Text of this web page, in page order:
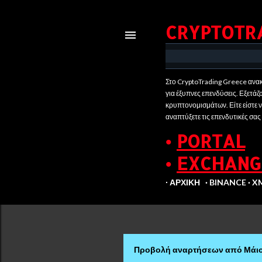
Στο CryptoTrading Greece
για έξυπνες επενδύσεις.
κρυπτονομισμάτων. Είτε είστε
αναπτύξετε τις επενδυτικές
• PORTAL
•
∙ ΑΡΧΙΚΉ BINANCE
Προβολή αναρτήσεων από